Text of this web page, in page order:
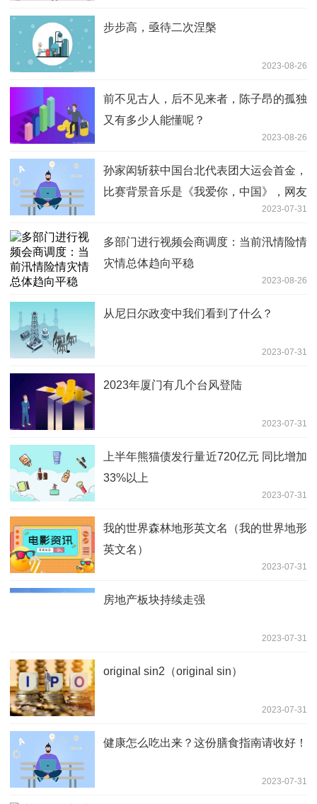
步步高，亟待二次涅槃
2023-08-26
前不见古人，后不见来者，陈子昂的孤独
又有多少人能懂呢？
2023-08-26
孙家闳斩获中国台北代表团大运会首金，
比赛背景音乐是《我爱你，中国》，网友
2023-07-31
多部门进行视频会商调度：当前汛情险情
灾情总体趋向平稳
2023-08-26
从尼日尔政变中我们看到了什么？
2023-07-31
2023年厦门有几个台风登陆
2023-07-31
上半年熊猫债发行量近720亿元 同比增加
33%以上
2023-07-31
我的世界森林地形英文名（我的世界地形
英文名）
2023-07-31
房地产板块持续走强
2023-07-31
original sin2（original sin）
2023-07-31
健康怎么吃出来？这份膳食指南请收好！
2023-07-31